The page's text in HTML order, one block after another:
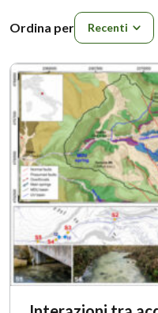
Ordina perOrdina per